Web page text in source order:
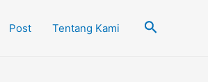
Post Tentang Kami Cari